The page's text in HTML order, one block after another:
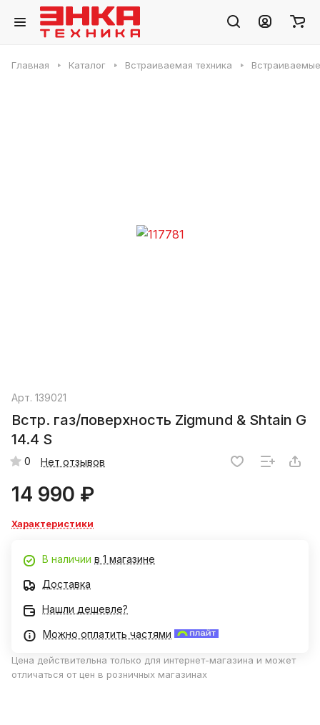
Главная Каталог Встраиваемая техника
Арт. 139021
Встр. газ/поверхность Zigmund & Shtain G
14.4 S
0 Нет отзывов
14 990 ₽
Характеристики
В наличии в 1 магазине
Доставка
Нашли дешевле?
Можно оплатить частями
Цена действительна только для интернет-магазина и может
отличаться от цен в розничных магазинах